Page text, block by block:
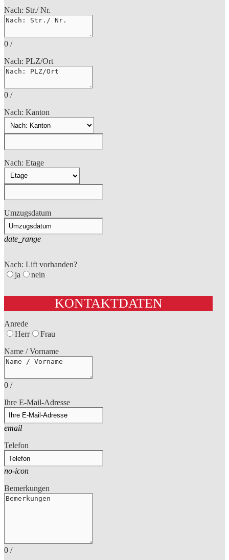
Nach: Str./ Nr.
0 /
Nach: PLZ/Ort
0 /
Nach: Kanton
Nach: Etage
Umzugsdatum
date_range
Nach: Lift vorhanden?
ja
nein
KONTAKTDATEN
Anrede
Herr
Frau
Name / Vorname
0 /
Ihre E-Mail-Adresse
email
Telefon
no-icon
Bemerkungen
0 /